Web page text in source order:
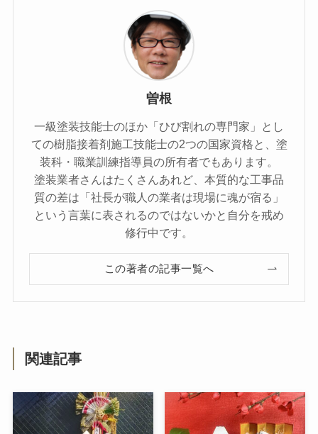
曽根
一級塗装技能士のほか「ひび割れの専門家」とし
ての樹脂接着剤施工技能士の2つの国家資格と、塗
装科・職業訓練指導員の所有者でもあります。
塗装業者さんはたくさんあれど、本質的な工事品
質の差は「社長が職人の業者は現場に魂が宿る」
という言葉に表されるのではないかと自分を戒め
修行中です。
この著者の記事一覧へ
関連記事